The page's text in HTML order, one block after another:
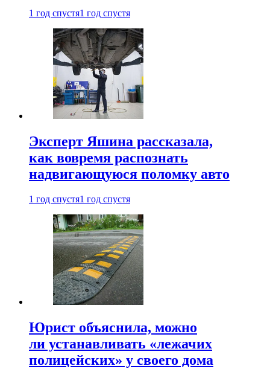
1 год спустя1 год спустя
Эксперт Яшина рассказала,
как вовремя распознать
надвигающуюся поломку авто
1 год спустя1 год спустя
Юрист объяснила, можно
ли устанавливать «лежачих
полицейских» у своего дома